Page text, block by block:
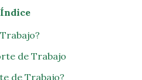
Índice
de Trabajo
de Trabajo?